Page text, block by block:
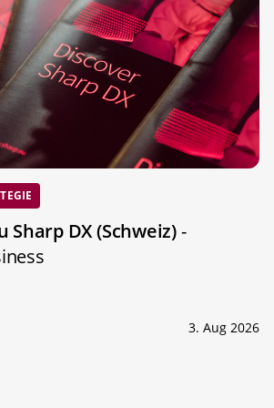
Sharp DX (Schweiz)-
3. Aug 2026